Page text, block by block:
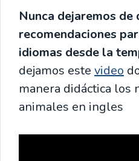
Nunca dejaremos de
recomendaciones
idiomas desde la
dejamos este video
manera didáctica los
animales en ingles